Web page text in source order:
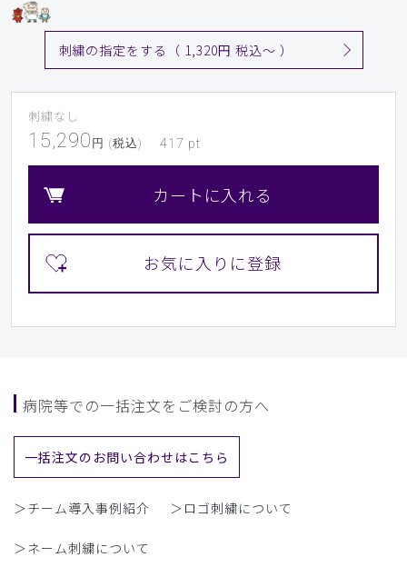
刺繍の指定をする（ 1,320円 税込〜 ）
刺繍なし
15,290 円 (税込) 417 pt
カートに入れる
病院等での一括注文をご検討の方へ
一括注文のお問い合わせはこちら
＞チーム導入事例紹介 ＞ロゴ刺繍について
＞ネーム刺繍について